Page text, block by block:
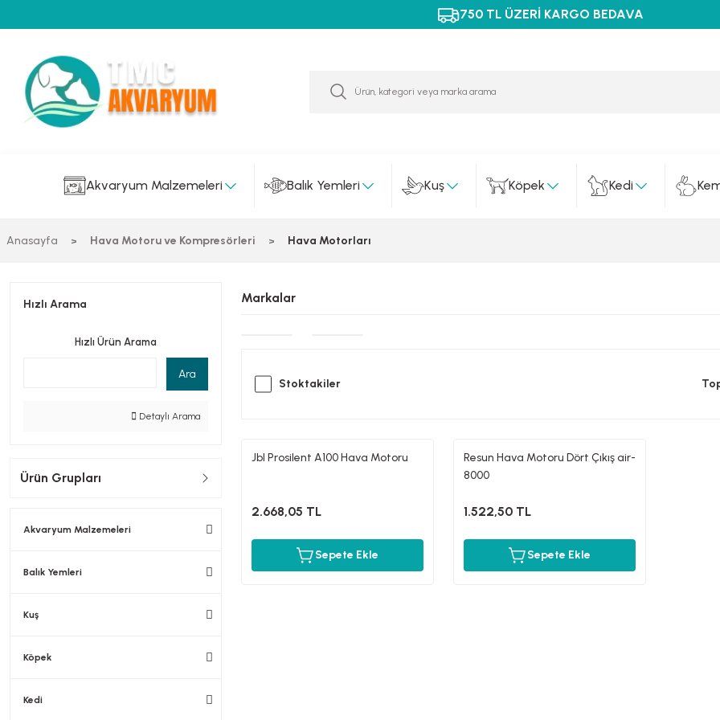
750 TL ÜZERİ KARGO BEDAVA
Akvaryum Malzemeleri Balık Yemleri Kuş Köpek Kedi
Anasayfa Hava Motoru ve Kompresörleri Hava Motorları
Hızlı Arama
Hızlı Ürün Arama
Ara
Detaylı Arama
Ürün Grupları
Akvaryum Malzemeleri
Balık Yemleri
Kuş
Köpek
Kedi
Markalar
Stoktakiler
Jbl Prosilent A100 Hava Motoru
2.668,05 TL
Sepete Ekle
Resun Hava Motoru Dört Çıkış air-
8000
1.522,50 TL
Sepete Ekle